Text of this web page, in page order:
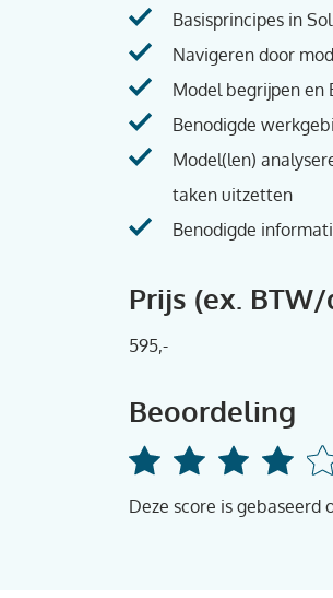
Basisprincipes in
Navigeren door
Model begrijpen en
Benodigde
Model(len)
taken uitzetten
Benodigde
Prijs (ex.
595,-
Beoordeling
Deze score is gebaseerd